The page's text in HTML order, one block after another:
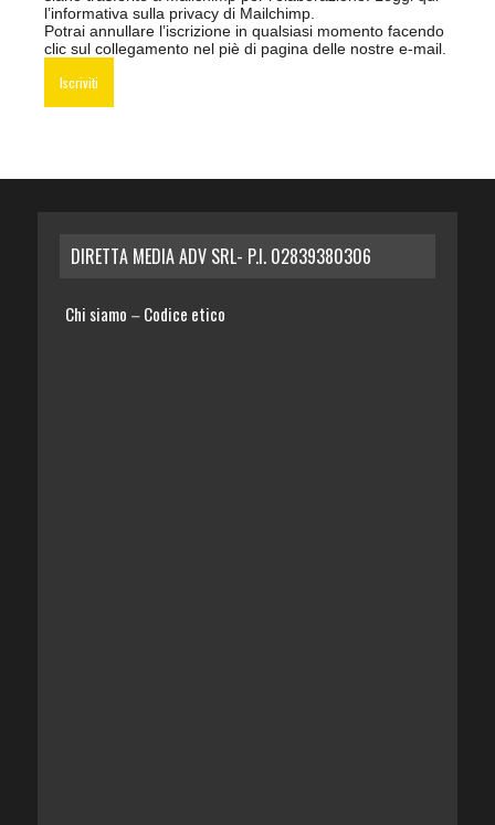
l’informativa sulla privacy di Mailchimp
Potrai annullare l’iscrizione in qualsiasi momento facendo
clic sul collegamento nel piè di pagina delle nostre e-mail.
DIRETTA MEDIA ADV SRL- P.I. 02839380306
Chi siamo – Codice etico